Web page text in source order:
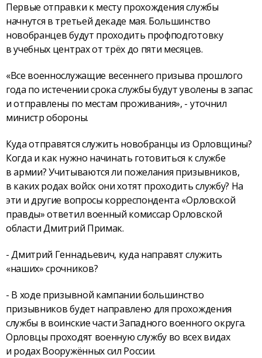
Первые отправки к месту прохождения службы
начнутся в третьей декаде мая. Большинство
новобранцев будут проходить профподготовку
в учебных центрах от трёх до пяти месяцев.
«Все военнослужащие весеннего призыва прошлого
года по истечении срока службы будут уволены в запас
и отправлены по местам проживания», - уточнил
министр обороны.
Куда отправятся служить новобранцы из Орловщины?
Когда и как нужно начинать готовиться к службе
в армии? Учитываются ли пожелания призывников,
в каких родах войск они хотят проходить службу? На
эти и другие вопросы корреспондента «Орловской
правды» ответил военный комиссар Орловской
области Дмитрий Примак.
- Дмитрий Геннадьевич, куда направят служить
«наших» срочников?
- В ходе призывной кампании большинство
призывников будет направлено для прохождения
службы в воинские части Западного военного округа.
Орловцы проходят военную службу во всех видах
и родах Вооружённых сил России.